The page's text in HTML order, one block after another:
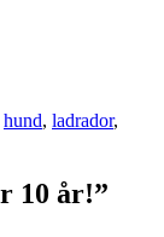
hund, ladrador,
10 år!”